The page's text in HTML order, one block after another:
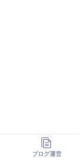
ブログ運営